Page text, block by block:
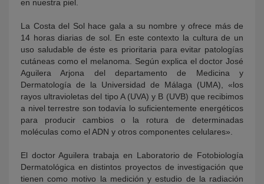
en nuestra piel.
La Costa del Sol hace gala a su nombre y ofrece más de
14 horas diarias de sol. En este contexto la cultura de un
uso saludable de éste es prioritaria para evitar patologías
cutáneas como el melanoma. Según explica el doctor José
Aguilera Arjona del departamento de Medicina y
Dermatología de la Universidad de Málaga (UMA), «los
rayos ultravioletas del tipo A (UVA) y B (UVB) que recibimos
a nivel terrestre son todavía lo suficientemente energéticos
para producir cambios o la rotura de determinadas
moléculas como el ADN y otros componentes celulares».
El doctor Aguilera trabaja en Laboratorio de Fotobiología
Dermatológica en distintos proyectos de investigación que
tienen como motivo la medición y estudio de la radiación